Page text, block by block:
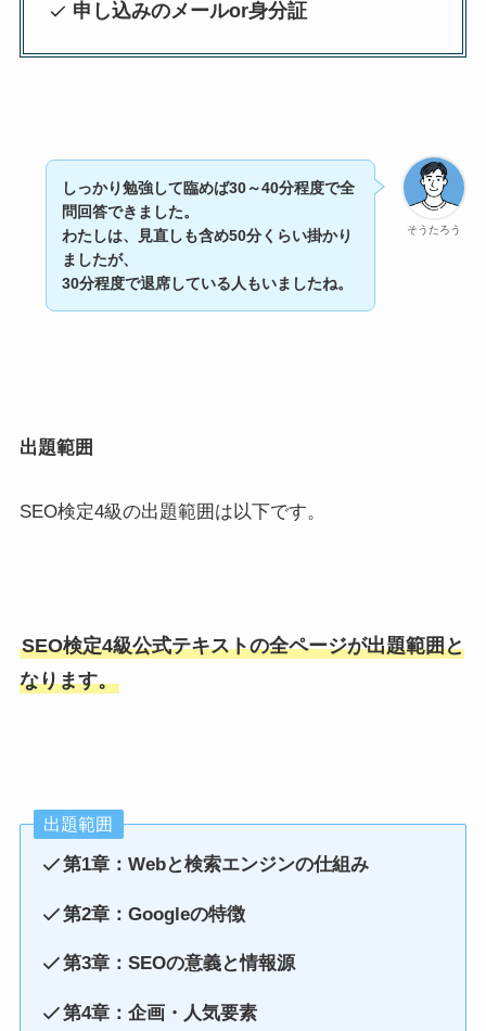
申し込みのメールor身分証
そうたろう
しっかり勉強して臨めば30～40分程度で全
問回答できました。
わたしは、見直しも含め50分くらい掛かり
ましたが、
30分程度で退席している人もいましたね。
出題範囲
SEO検定4級の出題範囲は以下です。
SEO検定4級公式テキストの全ページが出題範囲と
なります。
出題範囲
第1章：Webと検索エンジンの仕組み
第2章：Googleの特徴
第3章：SEOの意義と情報源
第4章：企画・人気要素